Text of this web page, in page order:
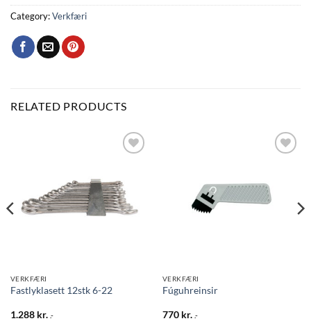
Category:Verkfæri
RELATED PRODUCTS
óskalista
VERKFÆRI
Fastlyklasett 12stk 6-22
1.288 kr. .-
óskalista
VERKFÆRI
Fúguhreinsir
770 kr. .-